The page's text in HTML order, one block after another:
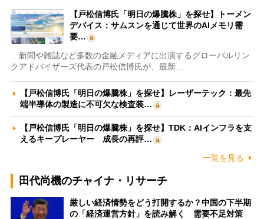
【戸松信博氏「明日の爆騰株」を探せ】トーメン
デバイス：サムスンを通じて世界のAIメモリ需
要…
新聞や雑誌など多数の金融メディアに出演するグローバルリン
クアドバイザーズ代表の戸松信博氏が、最新…
【戸松信博氏「明日の爆騰株」を探せ】レーザーテック：最先
端半導体の製造に不可欠な検査装…
【戸松信博氏「明日の爆騰株」を探せ】TDK：AIインフラを支
えるキープレーヤー 成長の再評…
一覧を見る
田代尚機のチャイナ・リサーチ
厳しい経済情勢をどう打開するか？中国の下半期
の「経済運営方針」を読み解く 需要不足対策